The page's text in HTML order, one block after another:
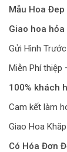
Mẫu Hoa Đep
Giao hoa
Gửi Hình
Miễn Phí thiệp
100% khách
Cam kết làm
Giao Hoa
Có Hóa Đơn